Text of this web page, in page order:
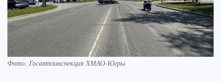
Фото: Госавтоинспекция ХМАО-Югры